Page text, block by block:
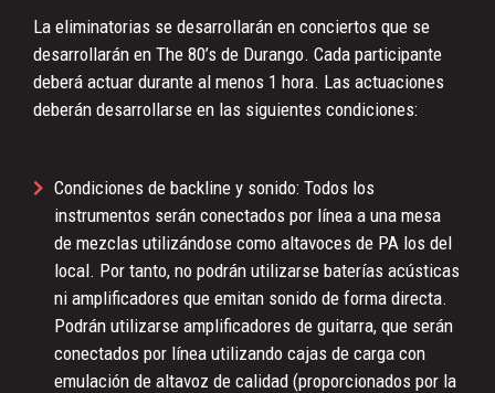
La eliminatorias se desarrollarán en conciertos que se
desarrollarán en The 80’s de Durango. Cada participante
deberá actuar durante al menos 1 hora. Las actuaciones
deberán desarrollarse en las siguientes condiciones:
Condiciones de backline y sonido: Todos los
instrumentos serán conectados por línea a una mesa
de mezclas utilizándose como altavoces de PA los del
local. Por tanto, no podrán utilizarse baterías acústicas
ni amplificadores que emitan sonido de forma directa.
Podrán utilizarse amplificadores de guitarra, que serán
conectados por línea utilizando cajas de carga con
emulación de altavoz de calidad (proporcionados por la